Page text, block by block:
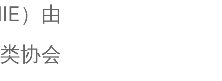
）由
协会